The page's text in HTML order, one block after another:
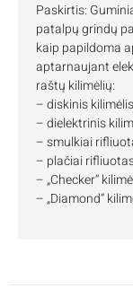
Paskirtis:
patalpų grindų
kaip papildoma
aptarnaujant
raštų kilimėlių:
– diskinis
– dielektrinis
– smulkiai
– plačiai
– „Checker“
– „Diamond“